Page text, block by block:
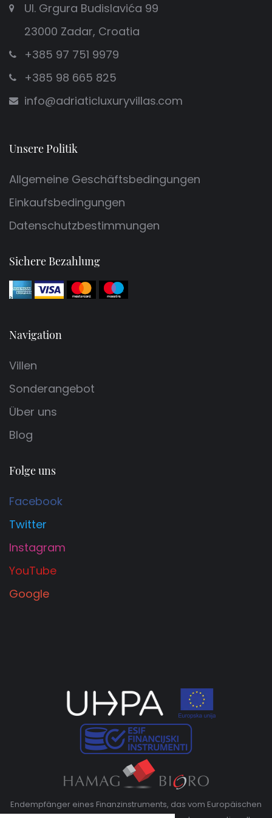
Pool ist nicht beheizt) ***
Ul. Grgura Budislavića 99
23000 Zadar, Croatia
+385 97 751 9979
+385 98 665 825
info@adriaticluxuryvillas.com
Unsere Politik
Allgemeine Geschäftsbedingungen
Einkaufsbedingungen
Datenschutzbestimmungen
Sichere Bezahlung
Navigation
Villen
Sonderangebot
Über uns
Blog
Folge uns
Facebook
Twitter
Instagram
YouTube
Google
Endempfänger eines Finanzinstruments, das vom Europäischen